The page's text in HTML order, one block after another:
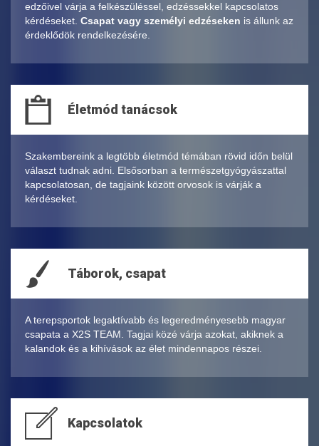
edzőivel várja a felkészüléssel, edzéssekkel kapcsolatos
kérdéseket. Csapat vagy személyi edzéseken is állunk az
érdeklődök rendelkezésére.
Életmód tanácsok
Szakembereink a legtöbb életmód témában rövid időn belül
választ tudnak adni. Elsősorban a természetgyógyászattal
kapcsolatosan, de tagjaink között orvosok is várják a
kérdéseket.
Táborok, csapat
A terepsportok legaktívabb és legeredményesebb magyar
csapata a X2S TEAM. Tagjai közé várja azokat, akiknek a
kalandok és a kihívások az élet mindennapos részei.
Kapcsolatok